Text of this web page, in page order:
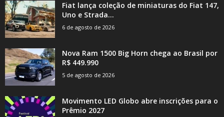
Fiat lança coleção de miniaturas do Fiat 147,
Uno e Strada...
6 de agosto de 2026
Nova Ram 1500 Big Horn chega ao Brasil por
R$ 449.990
5 de agosto de 2026
Movimento LED Globo abre inscrições para o
Prêmio 2027